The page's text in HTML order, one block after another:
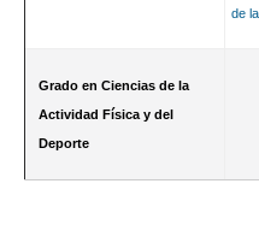
de
Grado en Ciencias de la
Actividad Física y del
Deporte